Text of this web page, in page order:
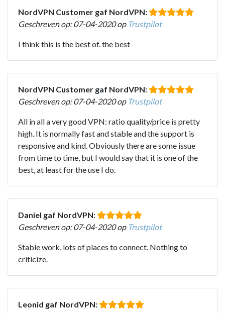
NordVPN Customer gaf NordVPN:
Geschreven op: 07-04-2020 op Trustpilot
I think this is the best of. the best
NordVPN Customer gaf NordVPN:
Geschreven op: 07-04-2020 op Trustpilot
All in all a very good VPN: ratio quality/price is pretty
high. It is normally fast and stable and the support is
responsive and kind. Obviously there are some issue
from time to time, but I would say that it is one of the
best, at least for the use I do.
Daniel gaf NordVPN:
Geschreven op: 07-04-2020 op Trustpilot
Stable work, lots of places to connect. Nothing to
criticize.
Leonid gaf NordVPN: